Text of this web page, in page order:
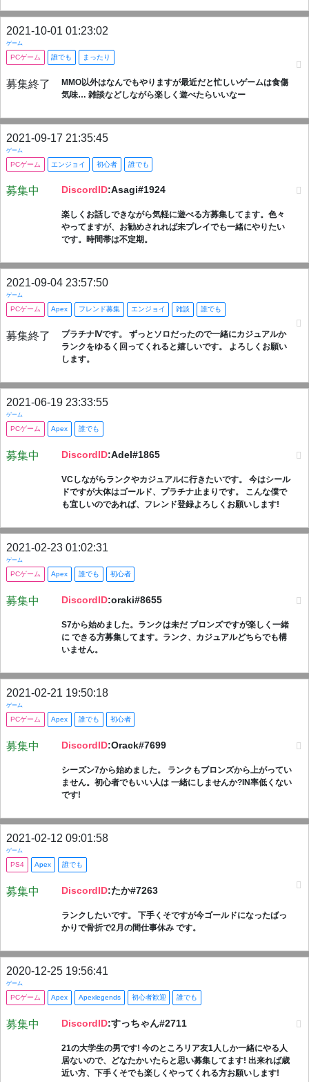
2021-10-01 01:23:02
ゲーム
PCゲーム 誰でも まったり
募集終了
MMO以外はなんでもやりますが最近だと忙しいゲームは食傷
気味… 雑談などしながら楽しく遊べたらいいなー
2021-09-17 21:35:45
ゲーム
PCゲーム エンジョイ 初心者 誰でも
募集中 DiscordID:Asagi#1924
楽しくお話しできながら気軽に遊べる方募集してます。色々
やってますが、お勧めされれば未プレイでも一緒にやりたい
です。時間帯は不定期。
2021-09-04 23:57:50
ゲーム
PCゲーム Apex フレンド募集 エンジョイ 雑談 誰でも
募集終了
プラチナⅣです。 ずっとソロだったので一緒にカジュアルか
ランクをゆるく回ってくれると嬉しいです。 よろしくお願い
します。
2021-06-19 23:33:55
ゲーム
PCゲーム Apex 誰でも
募集中 DiscordID:Adel#1865
VCしながらランクやカジュアルに行きたいです。 今はシール
ドですが大体はゴールド、プラチナ止まりです。 こんな僕で
も宜しいのであれば、フレンド登録よろしくお願いします!
2021-02-23 01:02:31
ゲーム
PCゲーム Apex 誰でも 初心者
募集中 DiscordID:oraki#8655
S7から始めました。ランクは未だ ブロンズですが楽しく一緒
に できる方募集してます。ランク、カジュアルどちらでも構
いません。
2021-02-21 19:50:18
ゲーム
PCゲーム Apex 誰でも 初心者
募集中 DiscordID:Orack#7699
シーズン7から始めました。 ランクもブロンズから上がってい
ません。初心者でもいい人は 一緒にしませんか?IN率低くない
です!
2021-02-12 09:01:58
ゲーム
PS4 Apex 誰でも
募集中 DiscordID:たか#7263
ランクしたいです。 下手くそですが今ゴールドになったばっ
かりで骨折で2月の間仕事休み です。
2020-12-25 19:56:41
ゲーム
PCゲーム Apex Apexlegends 初心者歓迎 誰でも
募集中 DiscordID:すっちゃん#2711
21の大学生の男です! 今のところリア友1人しか一緒にやる人
居ないので、どなたかいたらと思い募集してます! 出来れば歳
近い方、下手くそでも楽しくやってくれる方お願いします!